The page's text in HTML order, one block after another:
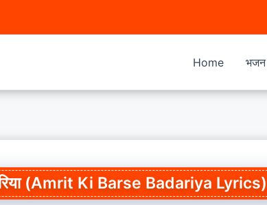
Home भजन
(Amrit Ki Barse Badariya Lyrics)